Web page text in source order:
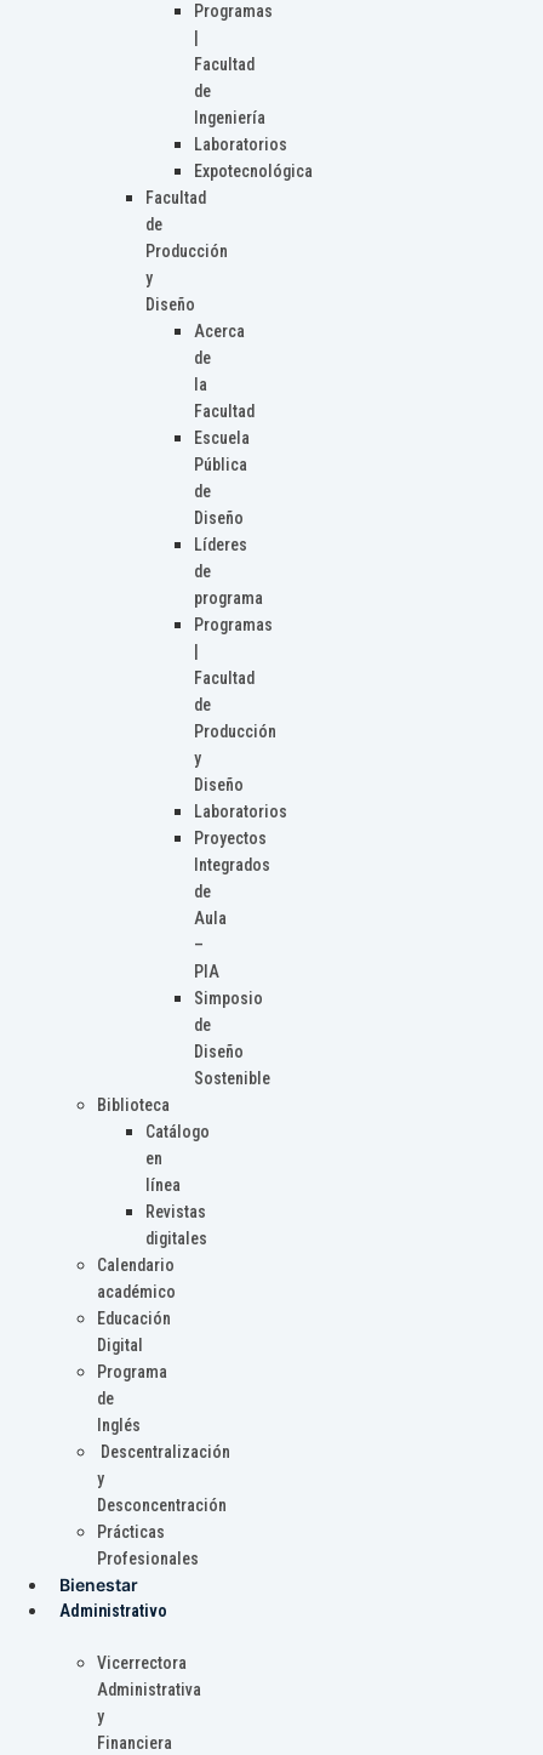
Programas
Facultad
de
Ingeniería
Laboratorios
Expotecnológica
Facultad
de
Producción
y
Diseño
Acerca
de
la
Facultad
Escuela
Pública
de
Diseño
Líderes
de
programa
Programas
Facultad
de
Producción
y
Diseño
Laboratorios
Proyectos
Integrados
de
Aula
–
PIA
Simposio
de
Diseño
Sostenible
Biblioteca
Catálogo
en
línea
Revistas
digitales
Calendario
académico
Educación
Digital
Programa
de
Inglés
Descentralización
y
Desconcentración
Prácticas
Profesionales
Bienestar
Administrativo
Vicerrectora
Administrativa
y
Financiera